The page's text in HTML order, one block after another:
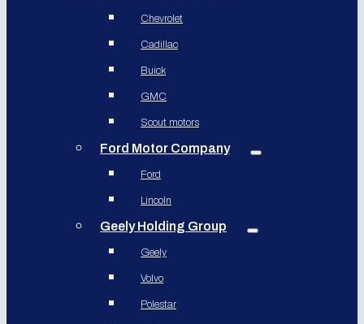
Chevrolet
Cadillac
Buick
GMC
Scout motors
Ford Motor Company
Ford
Lincoln
Geely Holding Group
Geely
Volvo
Polestar